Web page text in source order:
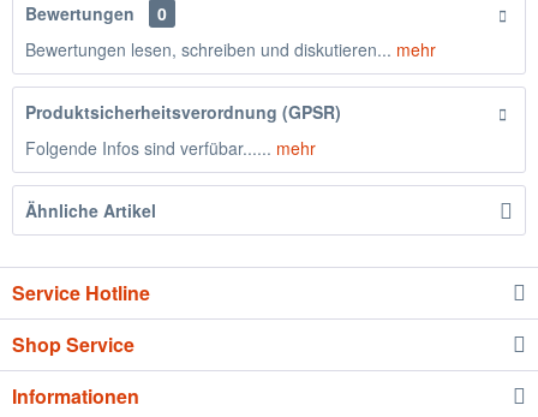
Bewertungen
0
Bewertungen lesen, schreiben und diskutieren... mehr
Produktsicherheitsverordnung (GPSR)
Folgende Infos sind verfübar...... mehr
Ähnliche Artikel
Service Hotline
Shop Service
Informationen